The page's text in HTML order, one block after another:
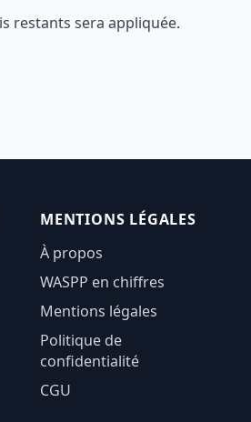
restants sera appliquée.
MENTIONS LÉGALES
À propos
WASPP en chiffres
Mentions légales
Politique de
confidentialité
CGU